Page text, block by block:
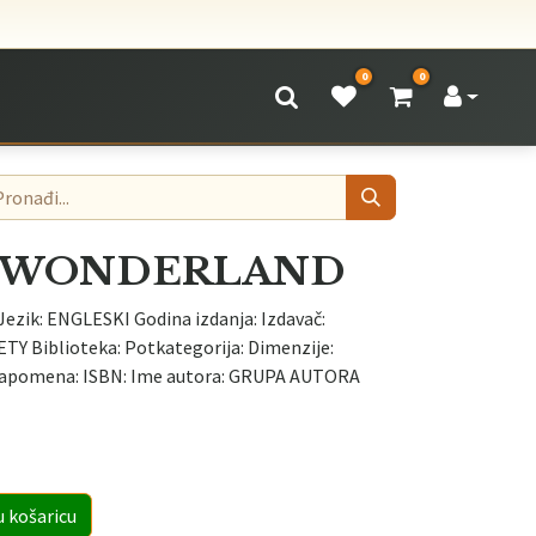
0 0
ENGLESKI Godina izdanja: Izdavač:
Biblioteka: Potkategorija: Dimenzije:
ISBN: Ime autora: GRUPA AUTORA
košaricu